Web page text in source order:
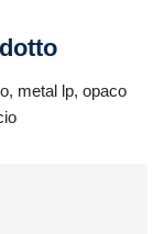
metal lp, opaco